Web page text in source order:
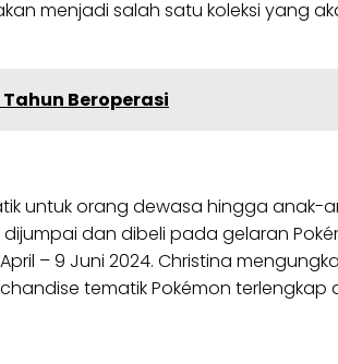
menjadi salah satu koleksi yang
Beroperasi
untuk orang dewasa hingga
dan dibeli pada gelaran
– 9 Juni 2024. Christina
tematik Pokémon terlengkap